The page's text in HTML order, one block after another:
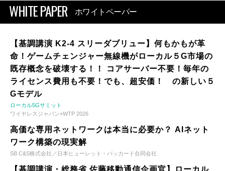
WHITE PAPER ホワイトペーパー
【基調講演 K2-4 スリーダブリュー】何もかもが革
命！ゲームチェンジャー無線機がローカル５G市場の
既存概念を破壊する！！ コアサーバー不要！毎年の
ライセンス費用も不要！でも、超安価！ の新しい５
Gモデル
ローカル5Gサミット
ワイヤレスジャパン×WTP 2026
高価な専用ネットワークは本当に必要か？ AIネット
ワーク構築の現実解
SB C&S株式会社／日本ヒューレット・パッカード合同会社
【基調講演・総務省 佐藤移動通信企画官】ローカル